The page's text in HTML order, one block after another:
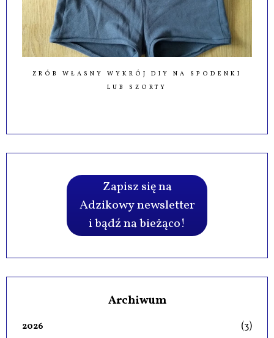
ZRÓB WŁASNY WYKRÓJ DIY NA SPODENKI
LUB SZORTY
Zapisz się na
Adzikowy newsletter
i bądź na bieżąco!
Archiwum
2026 (3)